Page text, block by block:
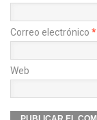
Correo electrónico *
Web